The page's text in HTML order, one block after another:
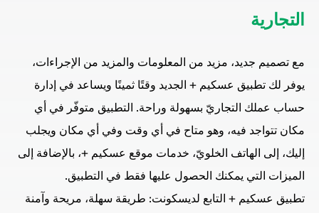
التجارية
مع تصميم جديد، مزيد من المعلومات والمزيد من الإجراءات،
يوفر لك تطبيق عسكيم + الجديد وقتًا ثمينًا ويساعد في إدارة
حساب عملك التجاريّ بسهولة وراحة. التطبيق متوفّر في أي
مكان تتواجد فيه، وهو متاح في أي وقت وفي أي مكان ويجلب
إليك، إلى الهاتف الخلويّ، خدمات موقع عسكيم +، بالإضافة إلى
الميزات التي يمكنك الحصول عليها فقط في التطبيق.
تطبيق عسكيم + التابع لديسكونت: طريقة سهلة، مريحة وآمنة